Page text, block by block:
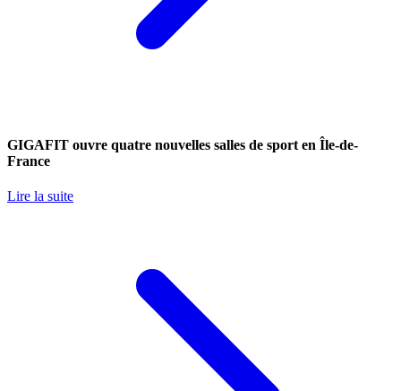
GIGAFIT ouvre quatre nouvelles salles de sport en Île-de-
France
Lire la suite